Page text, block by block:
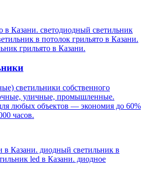
в Казани. светодиодный светильник
в потолок грильято в Казани.
грильято в Казани.
светильники собственного
уличные, промышленные.
любых объектов — экономия до 60%
часов.
в Казани. диодный светильник в
led в Казани. диодное